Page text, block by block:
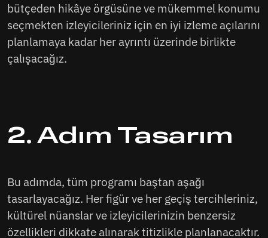
bütçeden hikâye örgüsüne ve mükemmel konumu
seçmekten izleyicileriniz için en iyi izleme açılarını
planlamaya kadar her ayrıntı üzerinde birlikte
çalışacağız.
2. Adım Tasarım
Bu adımda, tüm programı baştan aşağı
tasarlayacağız. Her figür ve her geçiş tercihleriniz,
kültürel nüanslar ve izleyicilerinizin benzersiz
özellikleri dikkate alınarak titizlikle planlanacaktır.